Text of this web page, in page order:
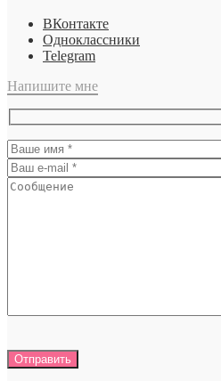
ВКонтакте
Одноклассники
Telegram
Напишите мне